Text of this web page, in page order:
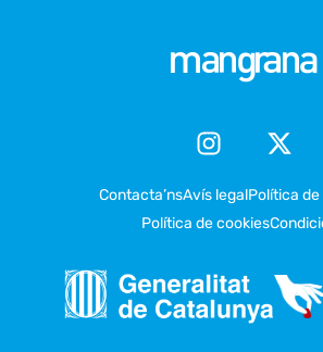
Contacta’nsAvís legalPolítica
Política de cookies